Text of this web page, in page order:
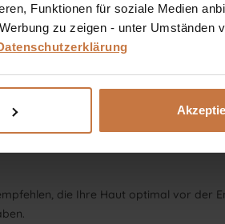
Funktionen für soziale Medien
zu zeigen - unter Umständen
der übrigen Wirkstoffe
Haut
die Ihre Haut optimal vor der